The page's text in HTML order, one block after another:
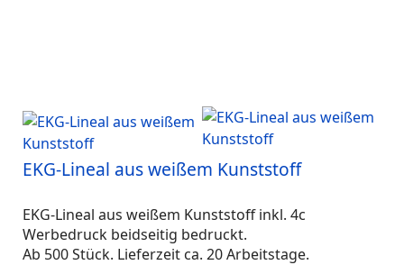
EKG-Lineal aus weißem Kunststoff
EKG-Lineal aus weißem Kunststoff inkl. 4c
Werbedruck beidseitig bedruckt.
Ab 500 Stück. Lieferzeit ca. 20 Arbeitstage.